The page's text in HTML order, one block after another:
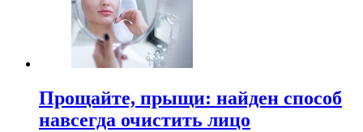
Прощайте, прыщи: найден способ
навсегда очистить лицо